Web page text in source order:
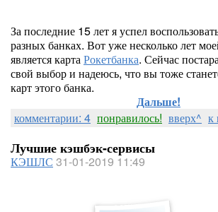
За последние 15 лет я успел
разных банках. Вот уже несколько лет
является картаРокетбанка. Сейчас
свой выбор и надеюсь, что вы тоже
карт этого банка.
Дальше!
комментарии: 4 понравилось! вверх^ к
Лучшие кэшбэк-сервисы
КЭШЛС 31-01-2019 11:49